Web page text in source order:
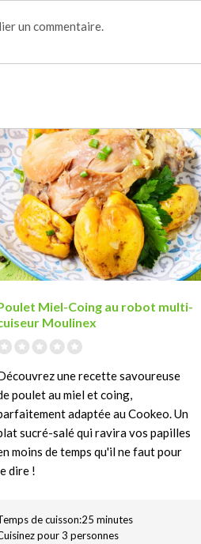
un commentaire.
Miel-Coing au robot multi-
Moulinex
une recette savoureuse
poulet au miel et coing,
adaptée au Cookeo. Un
sucré-salé qui ravira vos papilles
moins de temps qu'il ne faut pour
dire !
de cuisson:25 minutes
pour 3 personnes